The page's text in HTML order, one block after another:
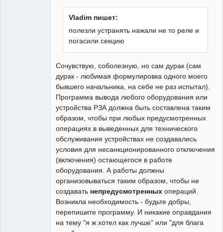
Vladim пишет:
полезли устранять нажали не то реле и
погасили секцию
Сочувствую, соболезную, но сам дурак (сам
дурак - любимая формулировка одного моего
бывшего начальника, на себе не раз испытал).
Программа вывода любого оборудования или
устройства РЗА должна быть составлена таким
образом, чтобы при любых предусмотренных
операциях в выведенных для технического
обслуживания устройствах не создавались
условия для несанкционированного отключения
(включения) остающегося в работе
оборудования. А работы должны
организовываться таким образом, чтобы не
создавать непредусмотренных операций.
Возникла необходимость - будьте добры,
перепишите программу. И никакие оправдания
на тему "я ж хотел как лучше" или "для блага